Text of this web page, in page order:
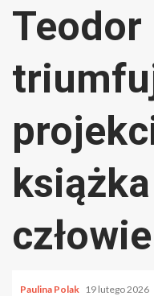
Paulina Polak 19 lutego 2026